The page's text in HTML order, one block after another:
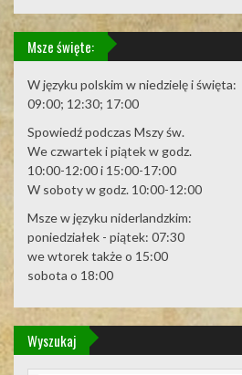
Msze święte:
W języku polskim w niedzielę i święta:
09:00; 12:30; 17:00
Spowiedź podczas Mszy św.
We czwartek i piątek w godz.
10:00-12:00 i 15:00-17:00
W soboty w godz. 10:00-12:00
Msze w języku niderlandzkim:
poniedziałek - piątek: 07:30
we wtorek także o 15:00
sobota o 18:00
Wyszukaj